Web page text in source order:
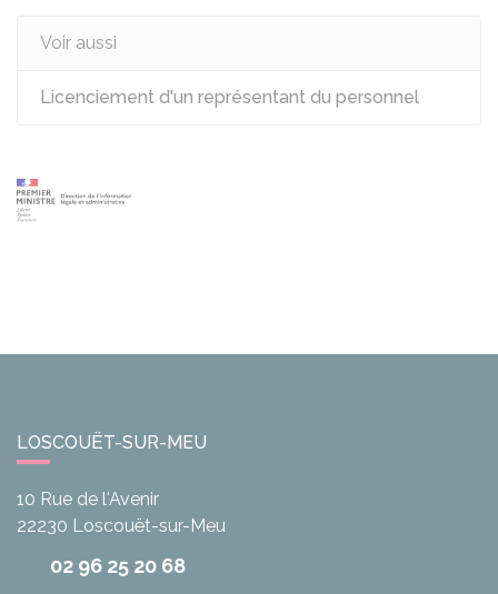
Voir aussi
Licenciement d'un représentant du personnel
LOSCOUËT-SUR-MEU
10 Rue de l'Avenir
22230 Loscouët-sur-Meu
02 96 25 20 68